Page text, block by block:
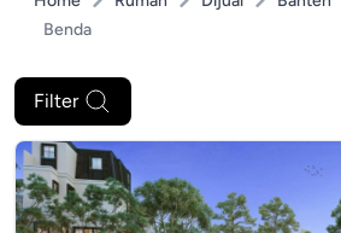
Benda
Filter